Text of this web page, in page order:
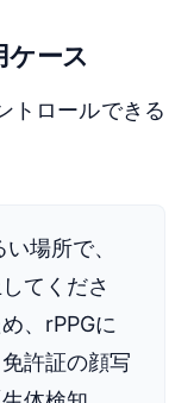
ース
トロールできる
い場所で、
てくださ
、rPPGに
許証の顔写